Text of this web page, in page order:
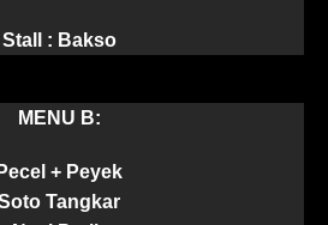
Stall : Bakso
MENU B:
Pecel + Peyek
Tangkar